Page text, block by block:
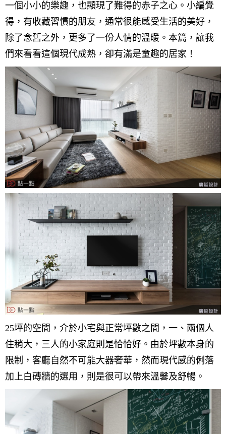
一個小小的樂趣，也顯現了難得的赤子之心。小編覺
得，有收藏習慣的朋友，通常很能感受生活的美好，
除了念舊之外，更多了一份人情的溫暖。本篇，讓我
們來看看這個現代成熟，卻有滿是童趣的居家！
25坪的空間，介於小宅與正常坪數之間，一、兩個人
住稍大，三人的小家庭則是恰恰好。由於坪數本身的
限制，客廳自然不可能大器奢華，然而現代感的俐落
加上白磚牆的選用，則是很可以帶來溫馨及舒暢。
如何使用點一點
我要裝潢
裝潢計算機
裝潢進階計算機
裝潢圖紙免費健檢
案例分享
類型
居家
商業空間
辦公室
其他
面積
小坪數
21~30坪
31~50坪
51坪以上
風格
現代
簡約
休閒
北歐
古典
鄉村
工業
奢華
日式
中式
美式
預算
150萬以內
151萬~250萬
251萬以上
人氣推薦
設計好手
台北市
新北市
桃園 新竹 竹北
台中
台南 高雄
360環景體驗
你家我家 Podcast
虛擬線上裝潢
房屋仲介方案
室內設計師方案
傢俱建材商方案
一般屋主方案
裝潢輕鬆點
2房2聽 - 基本版
2房2廳 - 精裝版
3房2聽 - 基本版
3房2廳 - 精裝版
設計專欄
系統櫃
綠建材
居家風水
老屋翻新
主題精選
設計知識+
國外案例
設計私房話
全站搜尋
線上賞屋
北部
台北市
新北市
桃園市
新竹市
基隆市
徵設計師